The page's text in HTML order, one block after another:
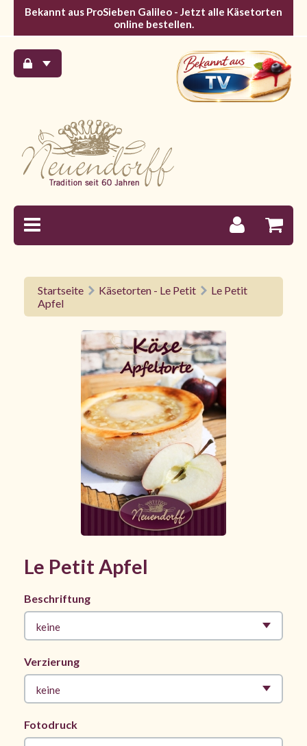
Bekannt aus ProSieben Galileo - Jetzt alle Käsetorten
online bestellen.
Startseite Käsetorten - Le Petit
Le Petit
Apfel
Le Petit Apfel
Beschriftung
keine
Verzierung
keine
Fotodruck